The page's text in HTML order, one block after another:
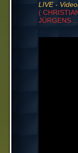
LIVE -
(
JÜRGENS